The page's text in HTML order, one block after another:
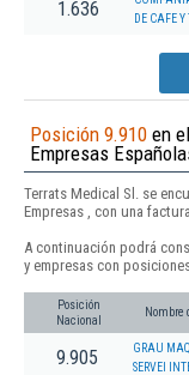
1.636
DE CAFE Y
Posición 9.910 en
Empresas
Terrats Medical Sl. se
Empresas , con una
A continuación podrá
y empresas con
Posición
Nacional
Nombre
9.905
GRAU
SERVEI